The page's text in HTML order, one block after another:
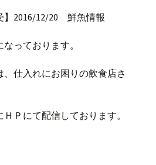
】2016/12/20 鮮魚情報
っております。
仕入れにお困りの飲食店さ
Ｐにて配信しております。